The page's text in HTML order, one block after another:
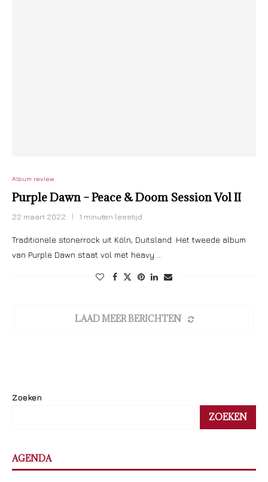
Album review
Purple Dawn – Peace & Doom Session Vol II
22 maart 2022 1 minuten leestijd
Traditionele stonerrock uit Köln, Duitsland. Het tweede album
van Purple Dawn staat vol met heavy …
LAAD MEER BERICHTEN
Zoeken
ZOEKEN
AGENDA